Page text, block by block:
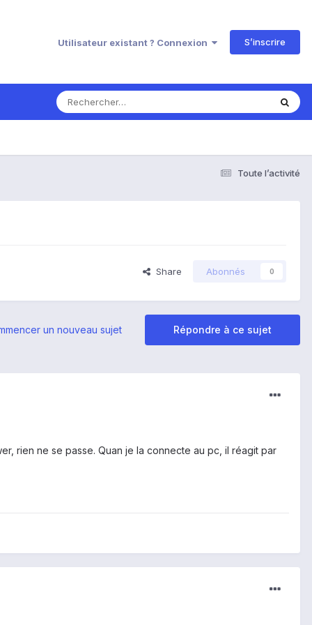
Utilisateur existant ? Connexion S’inscrire
Toute l’activité
Share Abonnés 0
Répondre à ce sujet
un nouveau sujet
rien ne se passe. Quan je la connecte au pc, il réagit par